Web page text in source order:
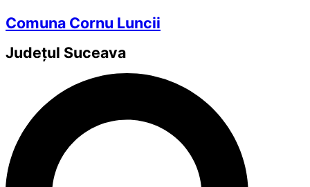
Comuna Cornu Luncii
Județul Suceava